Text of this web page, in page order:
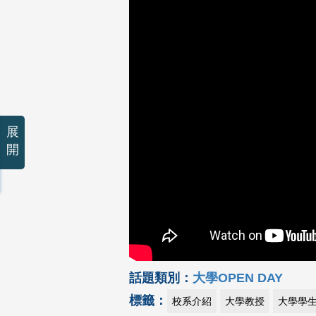
話題類別： 大學OPEN DAY
標籤：
校系介紹 大學教授 大學學生
展
開